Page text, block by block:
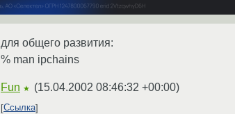
для общего развития:
% man ipchains
Fun ★ (15.04.2002 08:46:32 +00:00)
Ссылка